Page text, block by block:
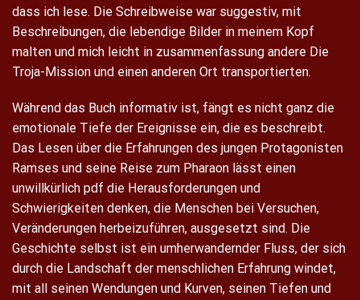
dass ich lese. Die Schreibweise war suggestiv, mit
Beschreibungen, die lebendige Bilder in meinem Kopf
malten und mich leicht in zusammenfassung andere Die
Troja-Mission und einen anderen Ort transportierten.
Während das Buch informativ ist, fängt es nicht ganz die
emotionale Tiefe der Ereignisse ein, die es beschreibt.
Das Lesen über die Erfahrungen des jungen Protagonisten
Ramses und seine Reise zum Pharaon lässt einen
unwillkürlich pdf die Herausforderungen und
Schwierigkeiten denken, die Menschen bei Versuchen,
Veränderungen herbeizuführen, ausgesetzt sind. Die
Geschichte selbst ist ein umherwandernder Fluss, der sich
durch die Landschaft der menschlichen Erfahrung windet,
mit all seinen Wendungen und Kurven, seinen Tiefen und